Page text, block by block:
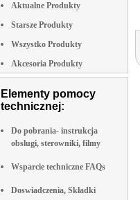
Aktualne Produkty
Starsze Produkty
Wszystko Produkty
Akcesoria Produkty
Elementy pomocy
technicznej:
Do pobrania- instrukcja
obslugi, sterowniki, filmy
Wsparcie techniczne FAQs
Doswiadczenia, Składki